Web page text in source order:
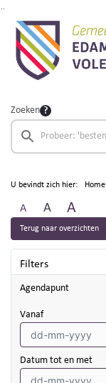
Zoeken
U bevindt zich hier: Home
A A A
Terug naar overzichten
Filters
Agendapunt
vanaf
Datum tot en met